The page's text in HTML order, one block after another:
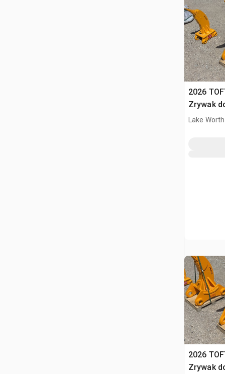
2026
Zrywak
15 ton
Lake
2026
Zrywak